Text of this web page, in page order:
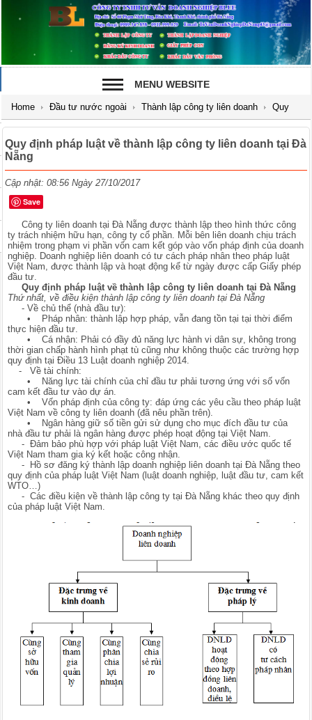
MENU WEBSITE
Home Đầu tư nước ngoài Thành lập công ty liên doanh Quy
Quy định pháp luật về thành lập công ty liên doanh tại Đà
Nẵng
Cập nhật: 08:56 Ngày 27/10/2017
Save
Công ty liên doanh tại Đà Nẵng được thành lập theo hình thức công
ty trách nhiệm hữu hạn, công ty cổ phần. Mỗi bên liên doanh chịu trách
nhiệm trong phạm vi phần vốn cam kết góp vào vốn pháp định của doanh
nghiệp. Doanh nghiệp liên doanh có tư cách pháp nhân theo pháp luật
Việt Nam, được thành lập và hoạt động kể từ ngày được cấp Giấy phép
đầu tư.
Quy định pháp luật về thành lập công ty liên doanh tại Đà Nẵng
Thứ nhất, về điều kiện thành lập công ty liên doanh tại Đà Nẵng
- Về chủ thể (nhà đầu tư):
• Pháp nhân: thành lập hợp pháp, vẫn đang tồn tại tại thời điểm
thực hiện đầu tư.
• Cá nhận: Phải có đầy đủ năng lực hành vi dân sự, không trong
thời gian chấp hành hình phạt tù cũng như không thuộc các trường hợp
quy định tại Điều 13 Luật doanh nghiệp 2014.
- Về tài chính:
• Năng lực tài chính của chỉ đầu tư phải tương ứng với số vốn
cam kết đầu tư vào dự án.
• Vốn pháp định của công ty: đáp ứng các yêu cầu theo pháp luật
Việt Nam về công ty liên doanh (đã nêu phần trên).
• Ngân hàng giữ số tiền gửi sử dụng cho mục đích đầu tư của
nhà đầu tư phải là ngân hàng được phép hoạt động tại Việt Nam.
- Đảm bảo phù hợp với pháp luật Việt Nam, các điều ước quốc tế
Việt Nam tham gia ký kết hoặc công nhận.
- Hồ sơ đăng ký thành lập doanh nghiệp liên doanh tại Đà Nẵng theo
quy định của pháp luật Việt Nam (luật doanh nghiệp, luật đầu tư, cam kết
WTO…)
- Các điều kiện về thành lập công ty tại Đà Nẵng khác theo quy định
của pháp luật Việt Nam.